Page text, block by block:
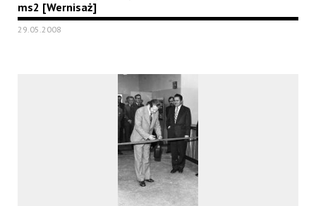
ms2 [Wernisaż]
29.05.2008